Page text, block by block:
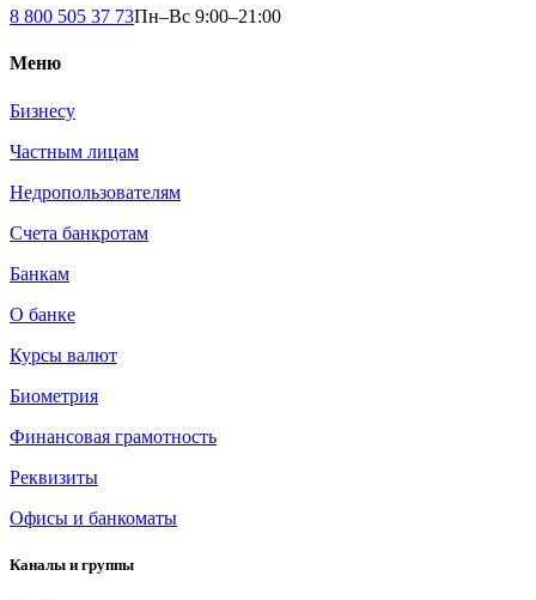
8 800 505 37 73Пн–Вс 9:00–21:00
Меню
Бизнесу
Частным лицам
Недропользователям
Счета банкротам
Банкам
О банке
Курсы валют
Биометрия
Финансовая грамотность
Реквизиты
Офисы и банкоматы
Каналы и группы